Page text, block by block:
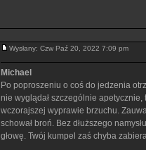
Wysłany: Czw Paź 20, 2022 7:09 pm
Michael
Po poproszeniu o coś do jedzenia
nie wyglądał szczególnie
wczorajszej wyprawie brzuchu.
schował broń. Bez dłuższego
głowę. Twój kumpel zaś chyba